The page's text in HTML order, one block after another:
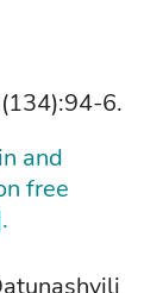
6.
and
free